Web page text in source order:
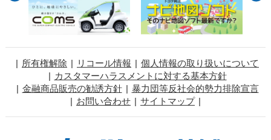
所有権解除 リコール情報
個人情報の取り扱いについて
カスタマーハラスメントに対する基本方針
金融商品販売の勧誘方針
暴力団等反社会的勢力排除宣言
お問い合わせ
サイトマップ